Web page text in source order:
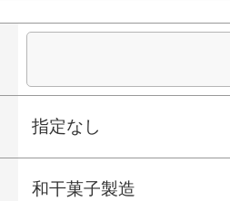
指定なし
和干菓子製造